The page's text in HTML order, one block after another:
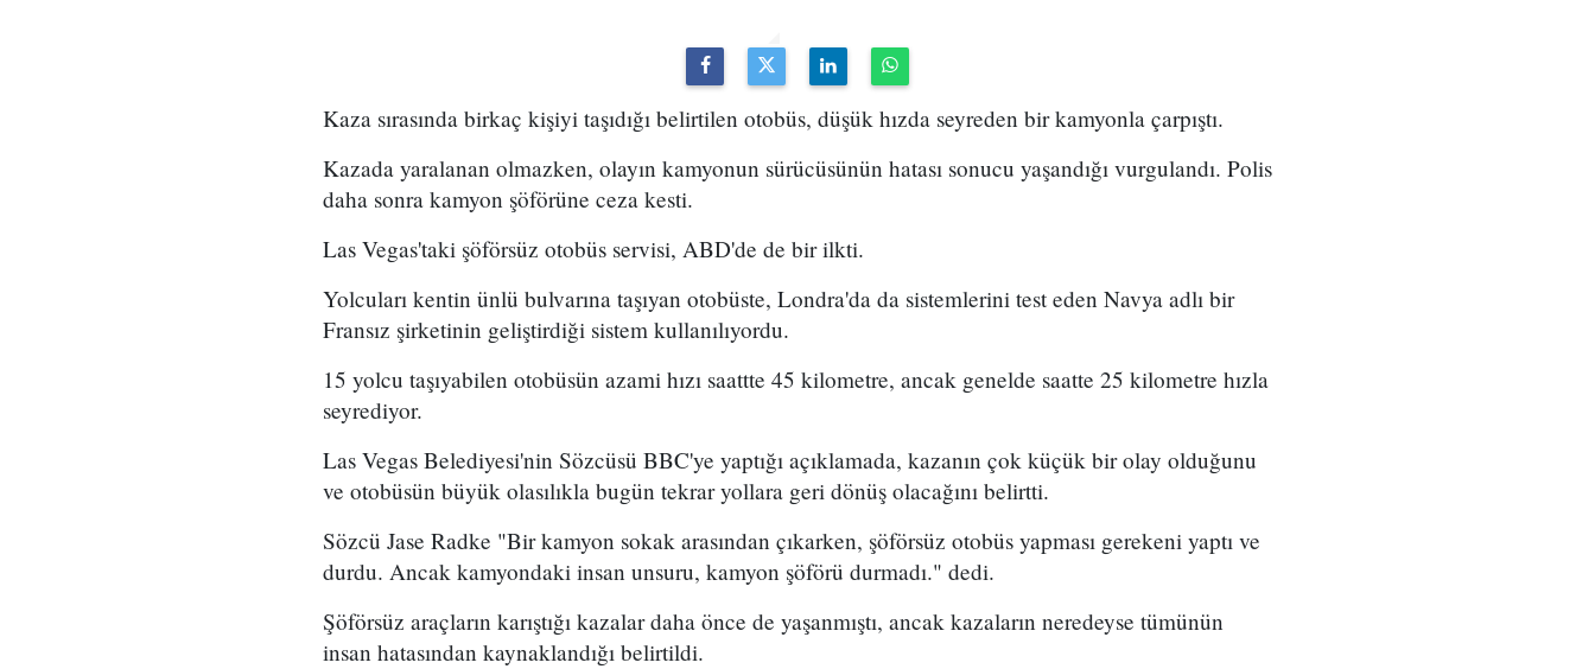
Kaza sırasında birkaç kişiyi taşıdığı belirtilen otobüs, düşük hızda seyreden bir kamyonla çarpıştı.
Kazada yaralanan olmazken, olayın kamyonun sürücüsünün hatası sonucu yaşandığı vurgulandı. Polis
daha sonra kamyon şöförüne ceza kesti.
Las Vegas'taki şöförsüz otobüs servisi, ABD'de de bir ilkti.
Yolcuları kentin ünlü bulvarına taşıyan otobüste, Londra'da da sistemlerini test eden Navya adlı bir
Fransız şirketinin geliştirdiği sistem kullanılıyordu.
15 yolcu taşıyabilen otobüsün azami hızı saattte 45 kilometre, ancak genelde saatte 25 kilometre hızla
seyrediyor.
Las Vegas Belediyesi'nin Sözcüsü BBC'ye yaptığı açıklamada, kazanın çok küçük bir olay olduğunu
ve otobüsün büyük olasılıkla bugün tekrar yollara geri dönüş olacağını belirtti.
Sözcü Jase Radke "Bir kamyon sokak arasından çıkarken, şöförsüz otobüs yapması gerekeni yaptı ve
durdu. Ancak kamyondaki insan unsuru, kamyon şöförü durmadı." dedi.
Şöförsüz araçların karıştığı kazalar daha önce de yaşanmıştı, ancak kazaların neredeyse tümünün
insan hatasından kaynaklandığı belirtildi.